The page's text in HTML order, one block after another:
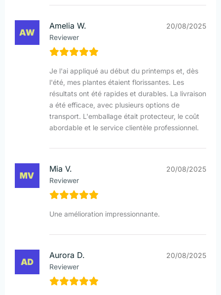
Amelia W.
Reviewer
20/08/2025
Je l'ai appliqué au début du printemps et, dès
l'été, mes plantes étaient florissantes. Les
résultats ont été rapides et durables. La livraison
a été efficace, avec plusieurs options de
transport. L'emballage était protecteur, le coût
abordable et le service clientèle professionnel.
Mia V.
Reviewer
20/08/2025
Une amélioration impressionnante.
Aurora D.
Reviewer
20/08/2025